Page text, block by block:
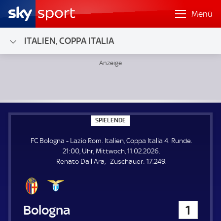
Menü
ITALIEN, COPPA ITALIA
SPIELENDE
P
E
L
E
N
FC Bologna - Lazio Rom. Italien, Coppa Italia 4. Runde.
21:00, Uhr, Mittwoch, 11.02.2026.
Renato Dall'Ara
Zuschauer: Z
17.249.
FC Bologna 1